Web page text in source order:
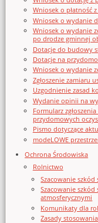
Wniosek o płatność
Wniosek o wydanie
Wniosek o wydanie
po drodze gminnej
Dotacje do budowy
Dotacje na
Wniosek o wydanie
Zgłoszenie zamiaru
Uzgodnienie zasad
Wydanie opinii na
Formularz
przydomowych
Pismo dotyczące
modeLOWE
Ochrona Środowiska
Rolnictwo
Szacowanie
Szacowanie
atmosferycznymi
Komunikaty dla
Zasady